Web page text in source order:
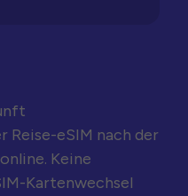
Reise-eSIM nach der
Keine
Kartenwechsel